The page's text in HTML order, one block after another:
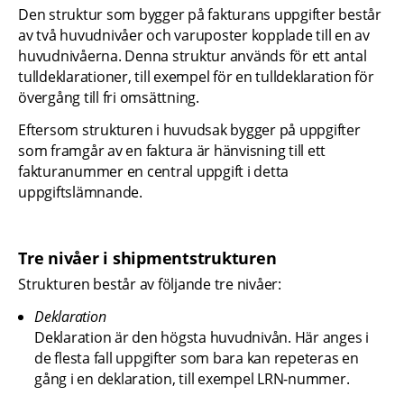
Den struktur som bygger på fakturans uppgifter består
av två huvudnivåer och varuposter kopplade till en av
huvudnivåerna. Denna struktur används för ett antal
tulldeklarationer, till exempel för en tulldeklaration för
övergång till fri omsättning.
Eftersom strukturen i huvudsak bygger på uppgifter
som framgår av en faktura är hänvisning till ett
fakturanummer en central uppgift i detta
uppgiftslämnande.
Tre nivåer i shipmentstrukturen
Strukturen består av följande tre nivåer:
Deklaration
Deklaration är den högsta huvudnivån. Här anges i
de flesta fall uppgifter som bara kan repeteras en
gång i en deklaration, till exempel LRN-nummer.